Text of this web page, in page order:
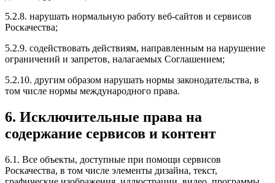
5.2.8. нарушать нормальную работу веб-сайтов и сервисов
Роскачества;
5.2.9. содействовать действиям, направленным на нарушение
ограничений и запретов, налагаемых Соглашением;
5.2.10. другим образом нарушать нормы законодательства, в
том числе нормы международного права.
6. Исключительные права на
содержание сервисов и контент
6.1. Все объекты, доступные при помощи сервисов
Роскачества, в том числе элементы дизайна, текст,